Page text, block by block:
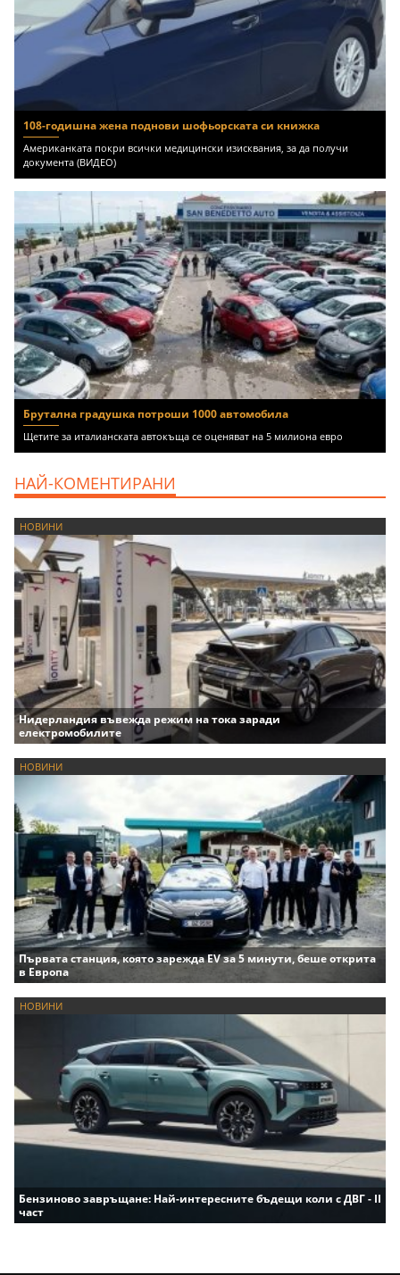
108-годишна жена поднови шофьорската си книжка
Американката покри всички медицински изисквания, за да получи
документа (ВИДЕО)
Брутална градушка потроши 1000 автомобила
Щетите за италианската автокъща се оценяват на 5 милиона евро
НАЙ-КОМЕНТИРАНИ
НОВИНИ
Нидерландия въвежда режим на тока заради
електромобилите
НОВИНИ
Първата станция, която зарежда EV за 5 минути, беше открита
в Европа
НОВИНИ
Бензиново завръщане: Най-интересните бъдещи коли с ДВГ - II
част